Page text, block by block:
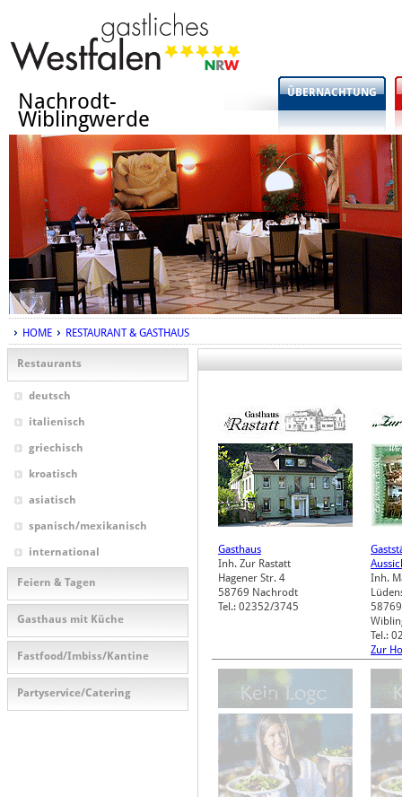
Nachrodt-
Wiblingwerde
ÜBERNACHTUNG
HOME RESTAURANT & GASTHAUS
Restaurants
deutsch
italienisch
griechisch
kroatisch
asiatisch
spanisch/mexikanisch
international
Feiern & Tagen
Gasthaus mit Küche
Fastfood/Imbiss/Kantine
Partyservice/Catering
Gasthaus
Inh. Zur Rastatt
Hagener Str. 4
58769 Nachrodt
Tel.: 02352/3745
Inh.
58769
Tel.:
Zur